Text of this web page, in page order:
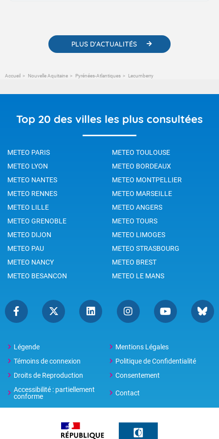
PLUS D'ACTUALITÉS
Accueil Nouvelle Aquitaine Pyrénées-Atlantiques Lecumberry
Top 20 des villes les plus consultées
METEO PARIS
METEO TOULOUSE
METEO LYON
METEO BORDEAUX
METEO NANTES
METEO MONTPELLIER
METEO RENNES
METEO MARSEILLE
METEO LILLE
METEO ANGERS
METEO GRENOBLE
METEO TOURS
METEO DIJON
METEO LIMOGES
METEO PAU
METEO STRASBOURG
METEO NANCY
METEO BREST
METEO BESANCON
METEO LE MANS
Légende
Mentions Légales
Témoins de connexion
Politique de Confidentialité
Droits de Reproduction
Consentement
Accessibilité : partiellement
conforme
Contact